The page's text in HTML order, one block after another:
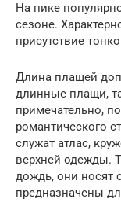
На пике
сезоне.
присутствие
Длина плащей
длинные плащи,
примечательно,
романтического
служат атлас,
верхней одежды.
дождь, они носят
предназначены